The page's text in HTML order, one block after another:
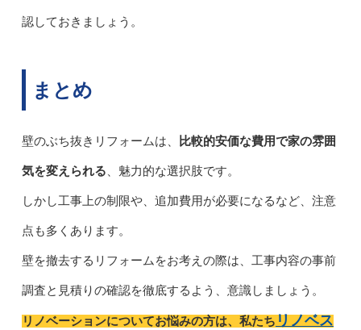
認しておきましょう。
まとめ
壁のぶち抜きリフォームは、 比較的安価な費用で家の雰囲
気を変えられる、魅力的な選択肢です。
しかし工事上の制限や、追加費用が必要になるなど、注意
点も多くあります。
壁を撤去するリフォームをお考えの際は、工事内容の事前
調査と見積りの確認を徹底するよう、意識しましょう。
リノベーションについてお悩みの方は、私たち リノベス